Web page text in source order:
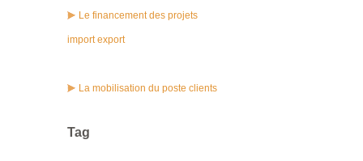
Le financement des projets
import export
La mobilisation du poste clients
Tag